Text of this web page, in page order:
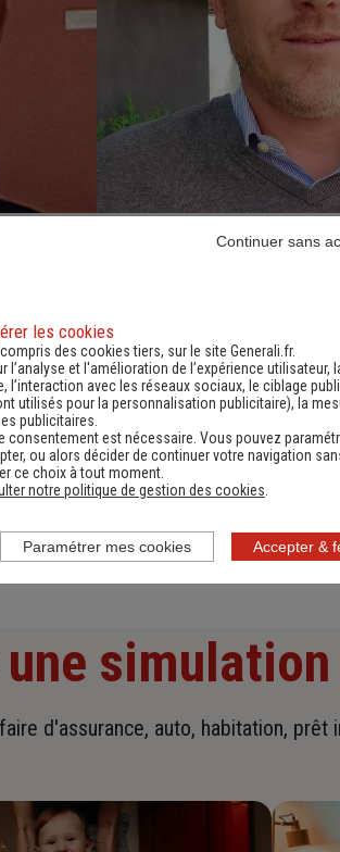
VERSPIEREN Michel-
0320902444
savoir plus sur l'agence
une simulation
d'assurance, auto, habitation, prêt
les cookies
des cookies tiers, sur le site Generali.fr.
et l'amélioration de l’expérience utilisateur,
l’interaction avec les réseaux sociaux, le ciblage
utilisés pour la personnalisation publicitaire), la
publicitaires.
consentement est nécessaire. Vous pouvez
ou alors décider de continuer votre navigation
ce choix à tout moment.
notre politique de gestion des cookies
Accepter &
Continuer sans
Paramétrer mes cookies